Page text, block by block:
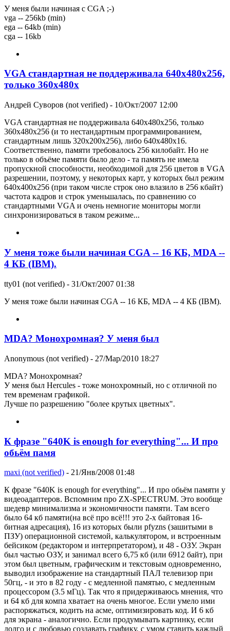
У меня были начиная с CGA ;-)
vga -- 256kb (min)
ega -- 64kb (min)
cga -- 16kb
VGA стандартная не поддерживала 640х480х256,
только 360х480х
Андрей Суворов (not verified) - 10/Окт/2007 12:00
VGA стандартная не поддерживала 640х480х256, только
360х480х256 (и то нестандартным программированием,
стандартным лишь 320х200х256), либо 640х480х16.
Соответственно, памяти требовалось 256 килобайт. Но не
только в объёме памяти было дело - та память не имела
пропускной способности, необходимой для 256 цветов в VGA
разрешении, поэтому, у некоторых карт, у которых был режим
640х400х256 (при таком числе строк оно влазило в 256 кбайт)
частота кадров и строк уменьшалась, по сравнению со
стандартными VGA и очень немногие мониторы могли
синхронизироваться в таком режиме...
У меня тоже были начиная CGA -- 16 КБ, MDA --
4 КБ (IBM).
tty01 (not verified) - 31/Окт/2007 01:38
У меня тоже были начиная CGA -- 16 КБ, MDA -- 4 КБ (IBM).
MDA? Монохромная? У меня был
Anonymous (not verified) - 27/Мар/2010 18:27
MDA? Монохромная?
У меня был Hercules - тоже монохромный, но с отличной по
тем временам графикой.
Лучше по разрешению "более крутых цветных".
К фразе "640K is enough for everything"... И про
обьём памя
maxi (not verified) - 21/Янв/2008 01:48
К фразе "640K is enough for everything"... И про обьём памяти у
видеоадаптеров. Вспомним про ZX-SPECTRUM. Это вообще
шедевр минимализма и экономичности памяти. Там всего
было 64 кб памяти(на всё про всё!!! это 2-х байтовая 16-
битная адресация), 16 из которых были pfyzns (зашитыми в
ПЗУ) операционной системой, калькулятором, и встроенным
бейсиком (редактором и интерпретатором), и 48 - ОЗУ. Экран
был частью ОЗУ, и занимал всего 6,75 кб (или 6912 байт), при
этом был цветным, графическим и текстовым одновременно,
выводил изображение на стандартный ПАЛ телевизор при
50гц, - и это в 82 году - с медленной памятью, с медленным
процессором (3.5 мГц). Так что я придерживаюсь мнения, что
и 64 кб для компа хватает на очень многое. Если умело ими
распоряжаться, кодить на асме, оптимизировать код. И 6 кб
для экрана - аналогично. Если продумывать картинку, если
долго и с любовью создавать графику, с умом ставить каждый